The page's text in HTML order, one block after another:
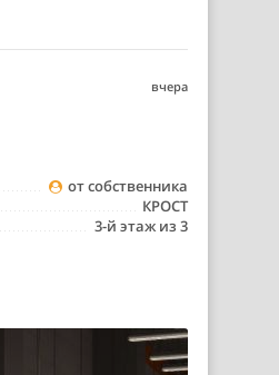
вчера
от собственника
КРОСТ
3-й этаж из 3